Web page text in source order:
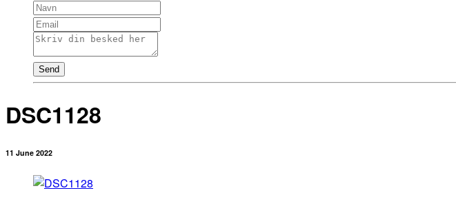
Send
DSC1128
11 June 2022